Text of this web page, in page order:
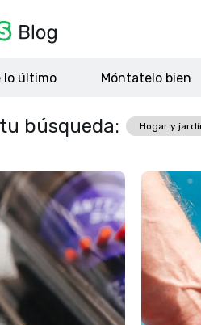
lo último Móntatelo bien
búsqueda: Hogar y